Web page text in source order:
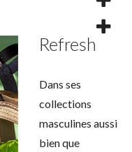
Refresh
Dans ses
collections
masculines aussi
bien que